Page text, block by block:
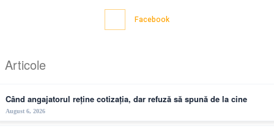
Facebook
Articole
Când angajatorul reține cotizația, dar refuză să spună de la cine
August 6, 2026